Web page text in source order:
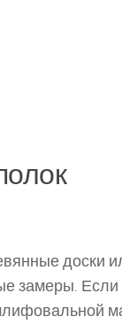
доски
замеры.